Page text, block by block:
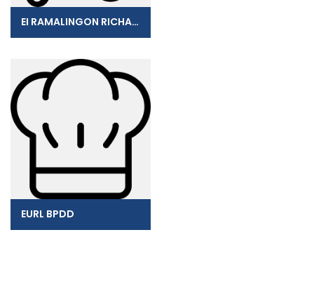
EI RAMALINGON RICHARD
EURL BPDD